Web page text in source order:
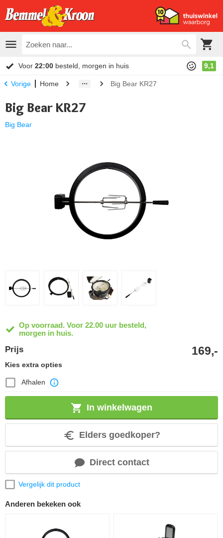
Voor 22:00 besteld, morgen in huis 9,1
Vorige Home Big Bear KR27
Big Bear KR27
Big Bear
Op voorraad. Voor 22.00 uur besteld,
morgen in huis.
Prijs 169,-
Kies extra opties
Afhalen
In winkelwagen
Elders goedkoper?
Direct contact
Vergelijk dit product
Anderen bekeken ook